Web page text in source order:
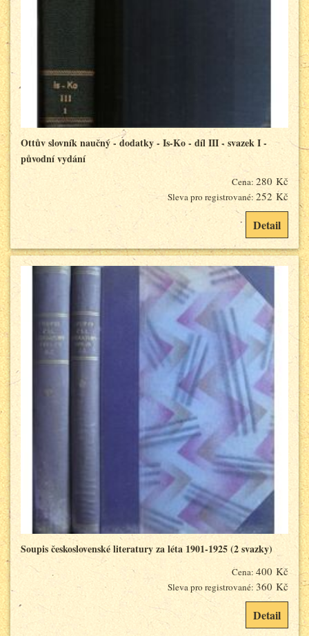
Ottův slovník naučný - dodatky - Is-Ko - díl III - svazek I -
původní vydání
Cena: 280 Kč
Sleva pro registrované: 252 Kč
Detail
Soupis československé literatury za léta 1901-1925 (2 svazky)
Cena: 400 Kč
Sleva pro registrované: 360 Kč
Detail